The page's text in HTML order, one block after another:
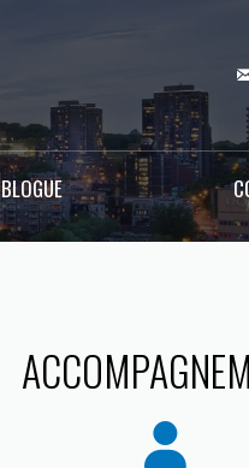
BLOGUE